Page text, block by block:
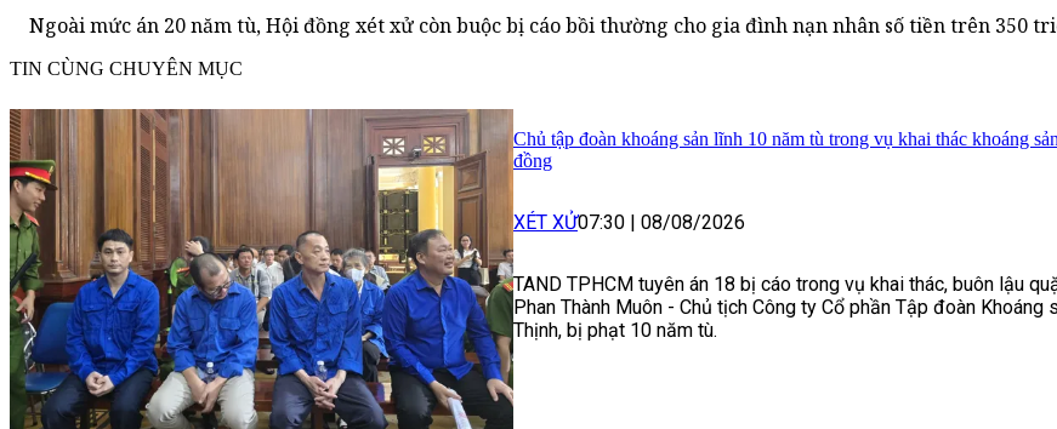
Ngoài mức án 20 năm tù, Hội đồng xét xử còn buộc bị cáo bồi thường cho gia đình nạn nhân số tiền trên 350
TIN CÙNG CHUYÊN MỤC
Chủ tập đoàn khoáng sản lĩnh 10 năm tù trong vụ khai thác khoáng
đồng
XÉT XỬ07:30 08/08/2026
TAND TPHCM tuyên án 18 bị cáo trong vụ khai thác, buôn lậu
Phan Thành Muôn - Chủ tịch Công ty Cổ phần Tập đoàn
Thịnh, bị phạt 10 năm tù.